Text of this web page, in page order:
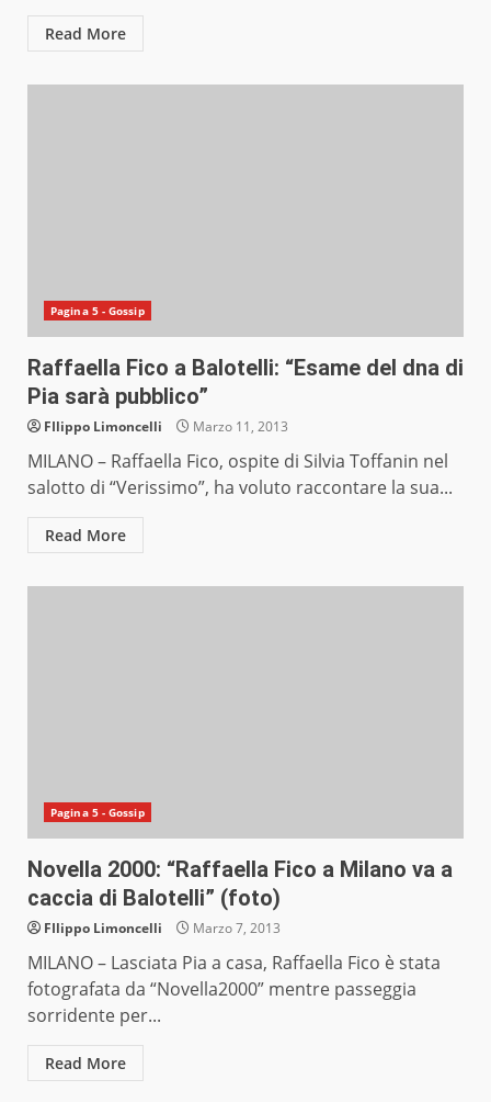
Read More
Pagina 5 - Gossip
Raffaella Fico a Balotelli: “Esame del dna di
Pia sarà pubblico”
FIlippo Limoncelli Marzo 11, 2013
MILANO – Raffaella Fico, ospite di Silvia Toffanin nel
salotto di “Verissimo”, ha voluto raccontare la sua...
Read More
Pagina 5 - Gossip
Novella 2000: “Raffaella Fico a Milano va a
caccia di Balotelli” (foto)
FIlippo Limoncelli Marzo 7, 2013
MILANO – Lasciata Pia a casa, Raffaella Fico è stata
fotografata da “Novella2000” mentre passeggia
sorridente per...
Read More